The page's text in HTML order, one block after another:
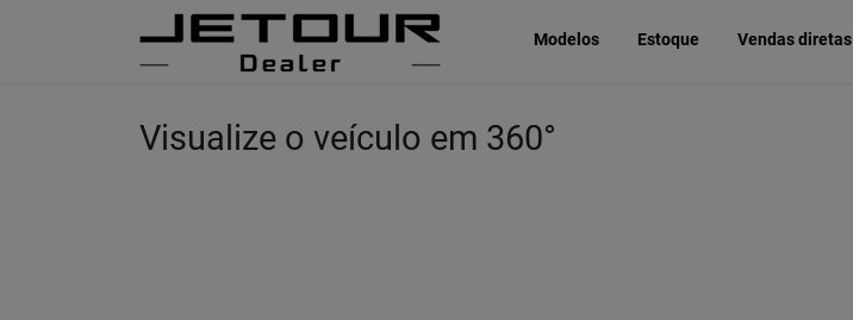
Modelos Estoque Vendas diretas
Visualize o veículo em 360°